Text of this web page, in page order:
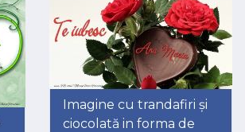
Imagine cu trandafiri și
ciocolată in forma de